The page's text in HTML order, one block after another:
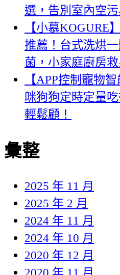
選，告別室內空污
【小慕KOGURE
推薦！台式洗烘
菌，小家庭廚房救
【APP控制寵物
咪狗狗定時定量
輕鬆顧！
彙整
2025 年 11 月
2025 年 2 月
2024 年 11 月
2024 年 10 月
2020 年 12 月